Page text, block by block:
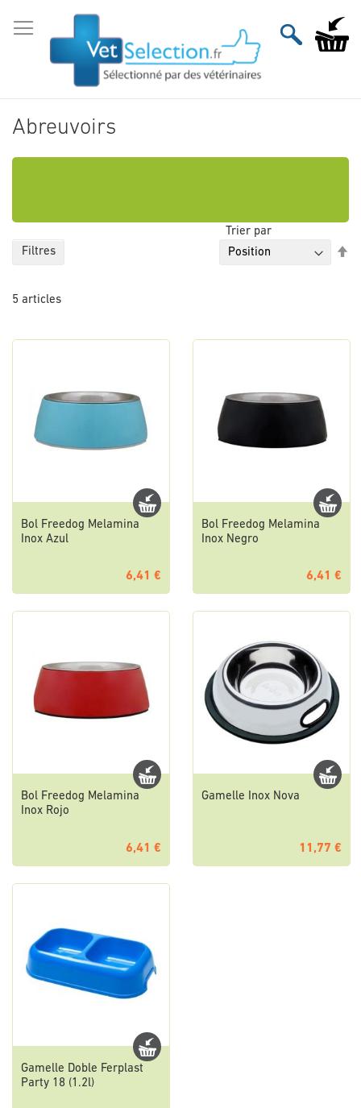
au
contenu
Mon
Abreuvoirs
5 articles
Trier par
Bol Freedog Melamina
Inox Azul
6,41 €
Bol Freedog Melamina
Inox Negro
6,41 €
Bol Freedog Melamina
Inox Rojo
6,41 €
Gamelle Inox Nova
11,77 €
Gamelle Doble Ferplast
Party 18 (1.2l)
Filtres